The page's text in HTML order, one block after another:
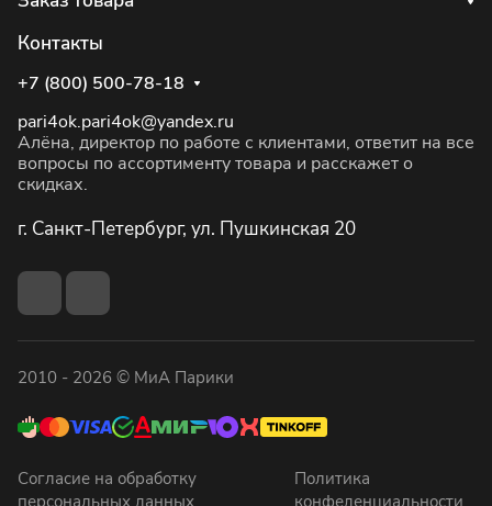
Контакты
+7 (800) 500-78-18
pari4ok.pari4ok@yandex.ru
Алёна, директор по работе с клиентами, ответит на все
вопросы по ассортименту товара и расскажет о
скидках.
г. Санкт-Петербург, ул. Пушкинская 20
2010 - 2026 © МиА Парики
Согласие на обработку
Политика